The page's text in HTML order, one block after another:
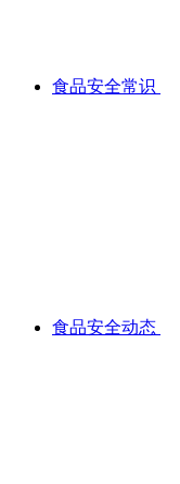
食品安全常识
食品安全动态